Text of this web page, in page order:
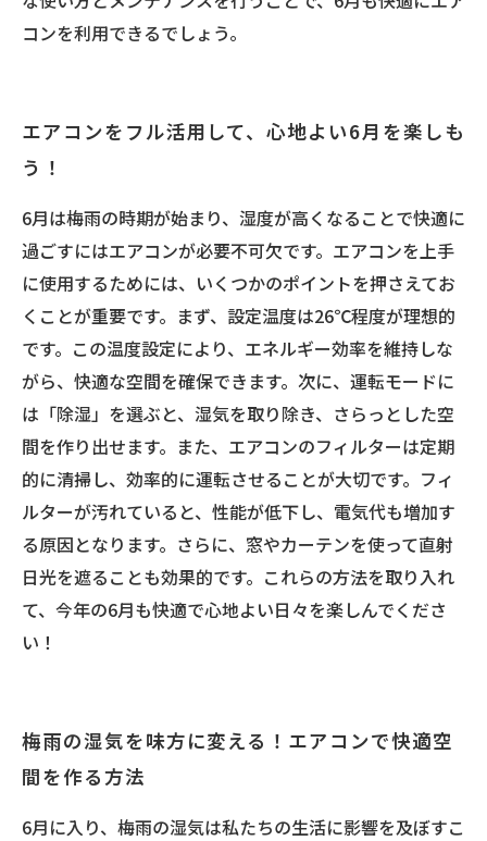
コンを利用できるでしょう。
エアコンをフル活用して、心地よい6月を楽しも
う！
6月は梅雨の時期が始まり、湿度が高くなることで快適に
過ごすにはエアコンが必要不可欠です。エアコンを上手
に使用するためには、いくつかのポイントを押さえてお
くことが重要です。まず、設定温度は26℃程度が理想的
です。この温度設定により、エネルギー効率を維持しな
がら、快適な空間を確保できます。次に、運転モードに
は「除湿」を選ぶと、湿気を取り除き、さらっとした空
間を作り出せます。また、エアコンのフィルターは定期
的に清掃し、効率的に運転させることが大切です。フィ
ルターが汚れていると、性能が低下し、電気代も増加す
る原因となります。さらに、窓やカーテンを使って直射
日光を遮ることも効果的です。これらの方法を取り入れ
て、今年の6月も快適で心地よい日々を楽しんでくださ
い！
梅雨の湿気を味方に変える！エアコンで快適空
間を作る方法
6月に入り、梅雨の湿気は私たちの生活に影響を及ぼすこ